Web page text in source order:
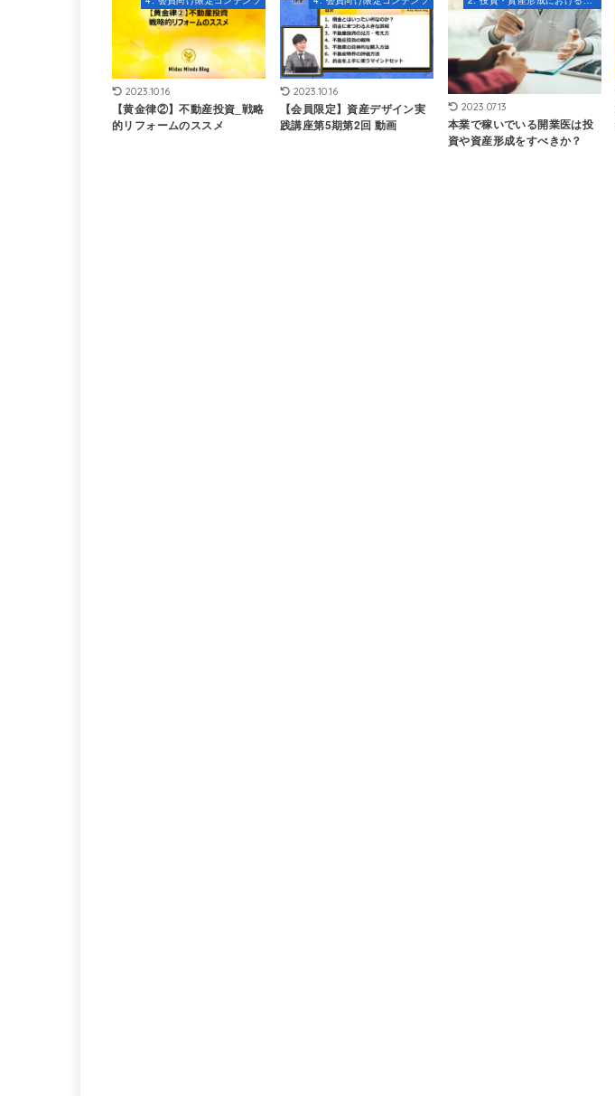
2023.10.16
【黄金律②】不動産投資_戦略
的リフォームのススメ
2023.10.16
【会員限定】資産デザイン実
践講座第5期第2回 動画
2023.07.13
本業で稼いでいる開業医は投
資や資産形成をすべきか？